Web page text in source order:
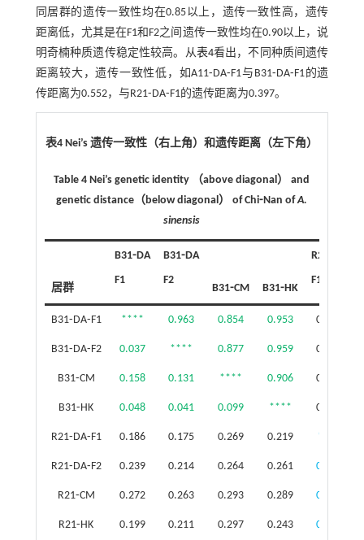
同居群的遗传一致性均在0.85以上，遗传一致性高，遗传
距离低，尤其是在F1和F2之间遗传一致性均在0.90以上，说
明奇楠种质遗传稳定性较高。从表4看出，不同种质间遗传
距离较大，遗传一致性低，如A11⁃DA⁃F1与B31⁃DA⁃F1的遗
传距离为0.552，与R21⁃DA⁃F1的遗传距离为0.397。
表4 Nei’s 遗传一致性（右上角）和遗传距离（左下角）
Table 4 Nei’s genetic identity （above diagonal） and
genetic distance（below diagonal） of Chi⁃Nan ofA.
sinensis
居群
B31⁃DA
F1
B31⁃DA
F2
B31⁃CM B31⁃HK
R21⁃DA
F1
B31⁃DA⁃F1 **** 0.963 0.854 0.953 0.831
B31⁃DA⁃F2 0.037 **** 0.877 0.959 0.840
B31⁃CM 0.158 0.131 **** 0.906 0.764
B31⁃HK 0.048 0.041 0.099 **** 0.803
R21⁃DA⁃F1 0.186 0.175 0.269 0.219 ****
R21⁃DA⁃F2 0.239 0.214 0.264 0.261 0.091
R21⁃CM 0.272 0.263 0.293 0.289 0.118
R21⁃HK 0.199 0.211 0.297 0.243 0.081